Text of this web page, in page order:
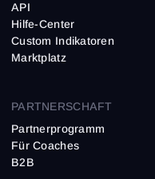
API
Hilfe-Center
Custom Indikatoren
Marktplatz
PARTNERSCHAFT
Partnerprogramm
Für Coaches
B2B